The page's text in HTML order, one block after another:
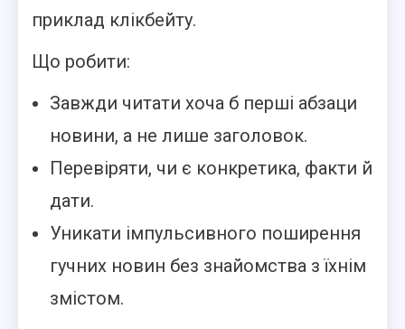
приклад клікбейту.
Що робити:
Завжди читати хоча б перші абзаци
новини, а не лише заголовок.
Перевіряти, чи є конкретика, факти й
дати.
Уникати імпульсивного поширення
гучних новин без знайомства з їхнім
змістом.